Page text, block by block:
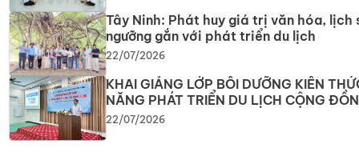
Tây Ninh: Phát huy giá trị văn hóa, lịch
ngưỡng gắn với phát triển du lịch
22/07/2026
KHAI GIẢNG LỚP BỒI DƯỠNG KIẾN
NĂNG PHÁT TRIỂN DU LỊCH CỘNG
Nâng cao năng lực nguồn nhân lực,
22/07/2026